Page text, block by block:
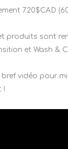
7.20$CAD
produits sont
et Wash &
bref vidéo pour
!